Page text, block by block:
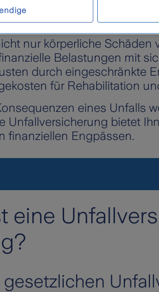
schließt
Sicherheit für das
nur körperliche Schäden
Belastungen mit
durch eingeschränkte
für Rehabilitation
eines Unfalls
Unfallversicherung bietet
finanziellen Engpässen.
eine